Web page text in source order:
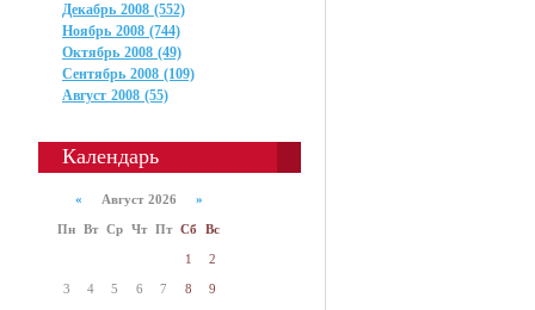
Декабрь 2008 (552)
Ноябрь 2008 (744)
Октябрь 2008 (49)
Сентябрь 2008 (109)
Август 2008 (55)
Календарь
« Август 2026 »
Пн Вт Ср Чт Пт Сб Вс
1 2
3 4 5 6 7 8 9